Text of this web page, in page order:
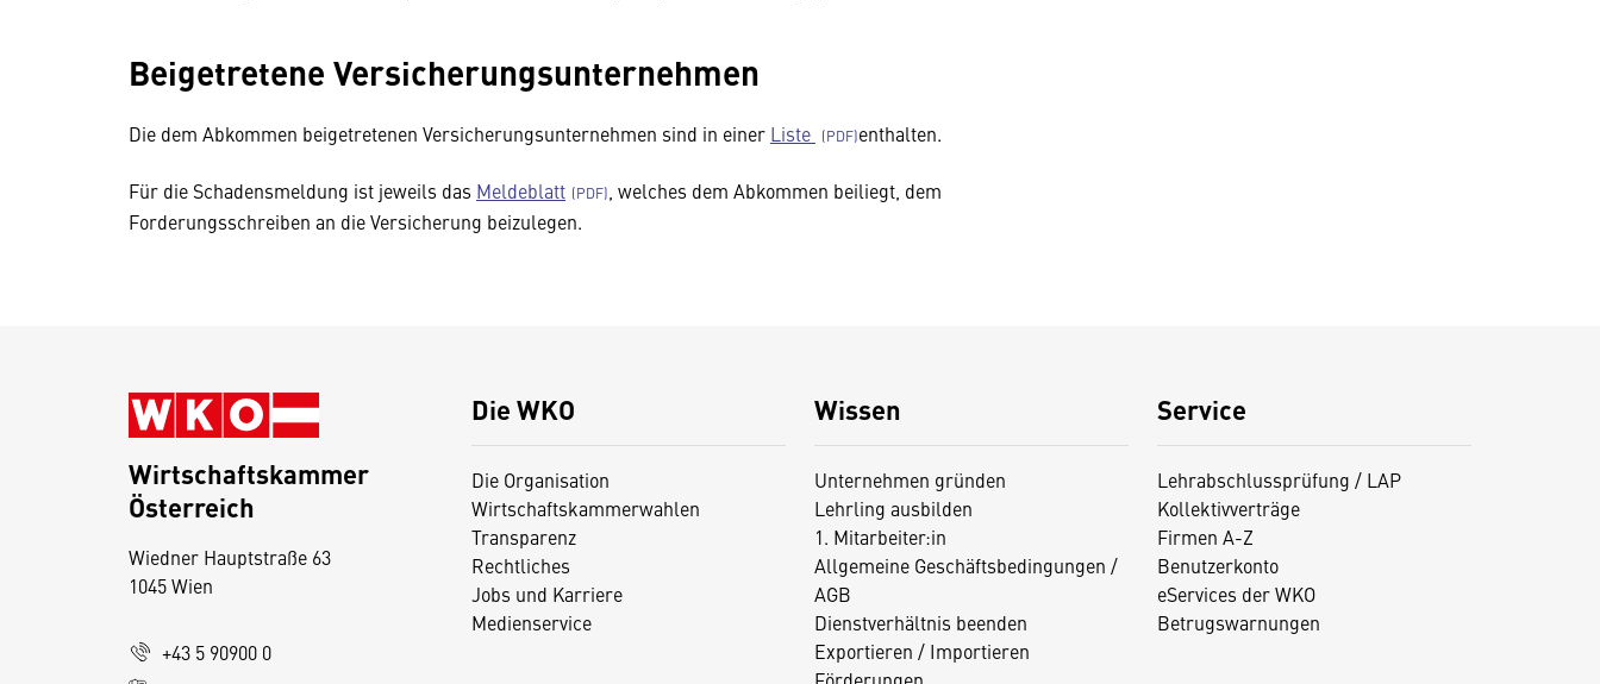
Beigetretene Versicherungsunternehmen
Die dem Abkommen beigetretenen Versicherungsunternehmen sind in einer Liste enthalten.
Für die Schadensmeldung ist jeweils das Meldeblatt
, welches dem Abkommen beiliegt, dem
Forderungsschreiben an die Versicherung beizulegen.
Die WKO
Die Organisation
Wirtschaftskammerwahlen
Transparenz
Rechtliches
Jobs und Karriere
Medienservice
Wissen
Unternehmen gründen
Lehrling ausbilden
1. Mitarbeiter:in
Allgemeine Geschäftsbedingungen /
AGB
Dienstverhältnis beenden
Exportieren / Importieren
Service
Lehrabschlussprüfung / LAP
Kollektivverträge
Firmen A-Z
Benutzerkonto
eServices der WKO
Betrugswarnungen
Wirtschaftskammer
Österreich
Wiedner Hauptstraße 63
1045 Wien
+43 5 90900 0